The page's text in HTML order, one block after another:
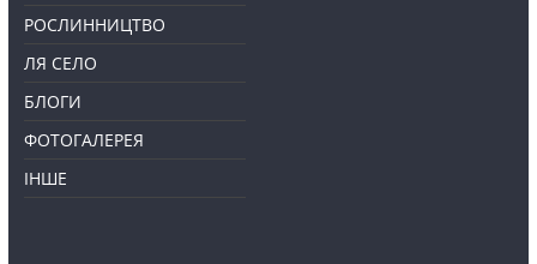
РОСЛИННИЦТВО
ЛЯ СЕЛО
БЛОГИ
ФОТОГАЛЕРЕЯ
ІНШЕ